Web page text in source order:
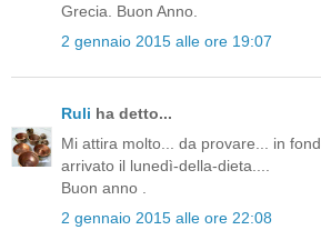
Grecia. Buon Anno.
2 gennaio 2015 alle ore 19:07
Ruli ha detto...
Mi attira molto... da provare... in
arrivato il lunedì-della-dieta....
Buon anno .
2 gennaio 2015 alle ore 22:08